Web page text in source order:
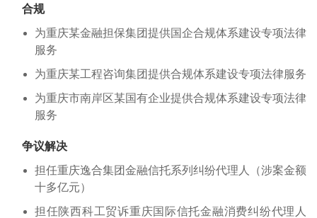
合规
为重庆某金融担保集团提供国企合规体系建设专项法律
服务
为重庆某工程咨询集团提供合规体系建设专项法律服务
为重庆市南岸区某国有企业提供合规体系建设专项法律
服务
争议解决
担任重庆逸合集团金融信托系列纠纷代理人（涉案金额
十多亿元）
担任陕西科工贸诉重庆国际信托金融消费纠纷代理人